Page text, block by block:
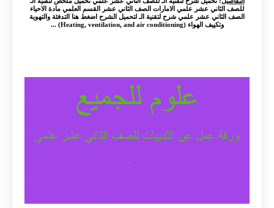
للصف الثاني عشر علمي الامارات الصف الثاني عشر القسم العلمي مادة الاحياء
الصف الثاني عشر علمي شرح لتقنية الـ لتحميل الشرح اضغط هنا التدفئة والتهوية
وتكييف الهواء (Heating, ventilation, and air conditioning) ...